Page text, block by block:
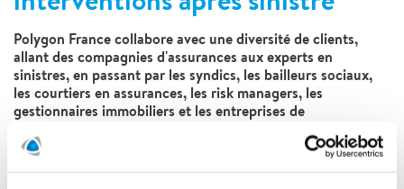
Polygon France collabore avec une diversité de clients,
allant des compagnies d'assurances aux experts en
sinistres, en passant par les syndics, les bailleurs sociaux,
les courtiers en assurances, les risk managers, les
gestionnaires immobiliers et les entreprises de
possède des besoins et des attentes spécifiques. C'est
pourquoi nous nous efforçons de fournir un service